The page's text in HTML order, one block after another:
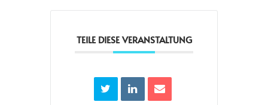
TEILE DIESE VERANSTALTUNG